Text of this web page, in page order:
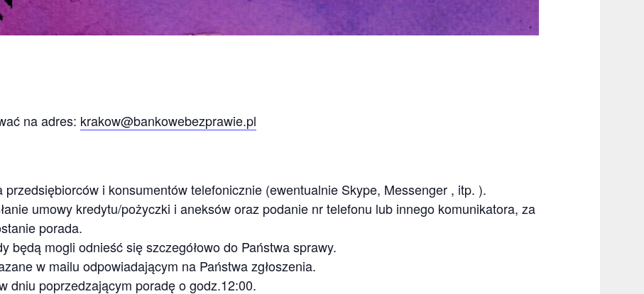
na adres: krakow@bankowebezprawie.pl
przedsiębiorców i konsumentów telefonicznie (ewentualnie Skype, Messenger , itp. ).
umowy kredytu/pożyczki i aneksów oraz podanie nr telefonu lub innego komunikatora, za
porada.
będą mogli odnieść się szczegółowo do Państwa sprawy.
w mailu odpowiadającym na Państwa zgłoszenia.
dniu poprzedzającym poradę o godz.12:00.